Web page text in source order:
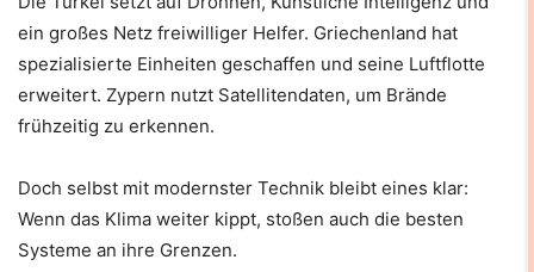
ein großes Netz freiwilliger Helfer. Griechenland hat
spezialisierte Einheiten geschaffen und seine Luftflotte
erweitert. Zypern nutzt Satellitendaten, um Brände
frühzeitig zu erkennen.
Doch selbst mit modernster Technik bleibt eines klar:
Wenn das Klima weiter kippt, stoßen auch die besten
Systeme an ihre Grenzen.